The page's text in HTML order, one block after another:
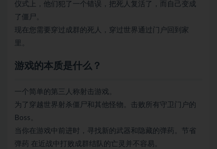
仪式上，他们犯了一个错误，把死人复活了，而自己变成
了僵尸。
现在您需要穿过成群的死人，穿过世界通过门户回到家
里。
游戏的本质是什么？
一个简单的第三人称射击游戏。
为了穿越世界射杀僵尸和其他怪物。击败所有守卫门户的
Boss。
当你在游戏中前进时，寻找新的武器和隐藏的弹药。节省
弹药 在近战中打败成群结队的亡灵并不容易。